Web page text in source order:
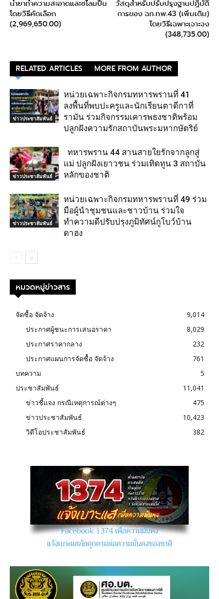
น้ำยาทำความสะอาดและชโลมปืน
โดยวิธีคัดเลือก
(2,969,650.00)
วัสดุสำหรับปรับปรุงฐานปฏิบัติ
การของ ฉก.ทพ.43 (เพิ่มเติม)
โดยวิธีเฉพาะเจาะจง
(348,735.00)
RELATED ARTICLES MORE FROM AUTHOR
ข่าวประชาสัมพันธ์
หน่วยเฉพาะกิจกรมทหารพรานที่ 41
ลงพื้นที่พบปะครูและนักเรียนตาดีกาที่
รามัน ร่วมกิจกรรมเคารพธงชาติพร้อม
ปลูกฝังความรักสถาบันพระมหากษัตริย์
ข่าวประชาสัมพันธ์
ทหารพราน 44 สานสายใยรักจากลูกสู่
แม่ ปลูกฝังเยาวชน ร่วมเทิดทูน 3 สถาบัน
หลักของชาติ
ข่าวประชาสัมพันธ์
หน่วยเฉพาะกิจกรมทหารพรานที่ 49 ร่วม
มือผู้นำชุมชนและชาวบ้าน ร่วมใจ
ทำความดีปรับปรุงภูมิทัศน์กูโบว์บ้าน
ดาฮง
หมวดหมู่ข่าวสาร
จัดซื้อ จัดจ้าง
9,014
ประกาศผู้ชนะการเสนอราคา
8,029
ประกาศราคากลาง
232
ประกาศแผนการจัดซื้อ จัดจ้าง
761
บทความ
5
ประชาสัมพันธ์
11,041
ข่าวชี้แจง กรณีเหตุการณ์ต่างๆ
475
ข่าวประชาสัมพันธ์
10,423
วิดีโอประชาสัมพันธ์
382